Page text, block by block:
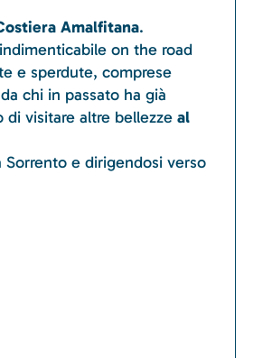
Amalfitana.
on the road
e sperdute, comprese
chi in passato ha già
visitare altre bellezze al
Sorrento e dirigendosi verso